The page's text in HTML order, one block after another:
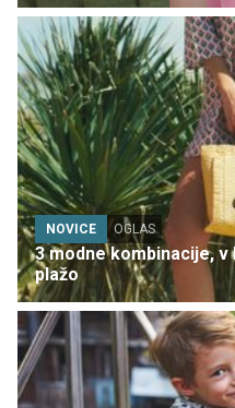
NOVICE OGLAS
3 modne kombinacije,
plažo